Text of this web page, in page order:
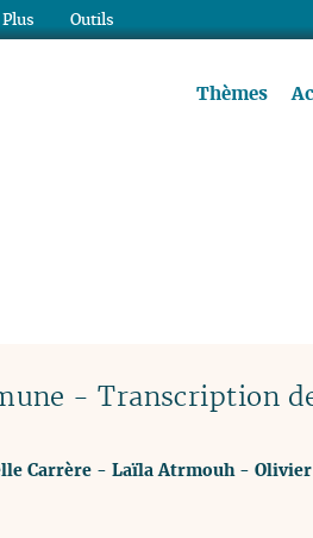
Thèmes
- Transcription
Carrère- Laïla Atrmouh-
Plus Outils